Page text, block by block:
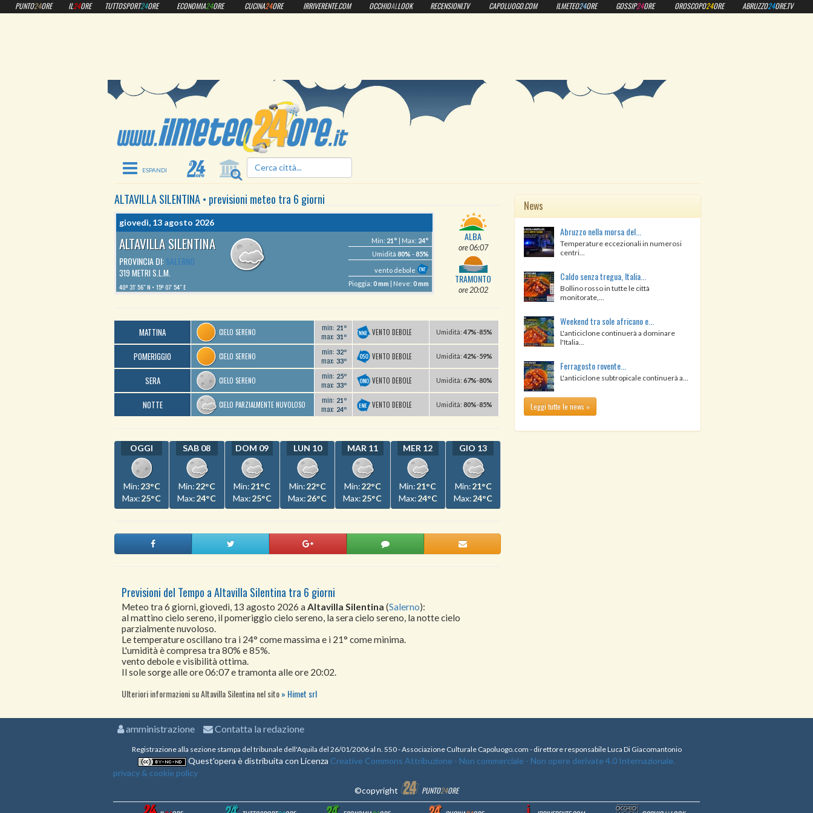
ilmeteo24ore.it
Toggle navigation
ALTAVILLA SILENTINA• previsioni meteo tra 6 giorni
giovedì, 13 agosto 2026
ALTAVILLA SILENTINA
PROVINCIA DI:SALERNO
319 METRI S.L.M.
40º 31′ 56″ N 15º 07′ 54″ E
Min: 21° | Max: 24°
Umidità80%-85%
vento debole
Pioggia:0 mm | Neve:0 mm
ALBA
ore 06:07
TRAMONTO
ore 20:02
MATTINA CIELO SERENO min: 21º
max: 31º VENTO DEBOLE Umidità: 47%-85%
POMERIGGIO CIELO SERENO min: 32º
max: 33º VENTO DEBOLE Umidità: 42%-59%
SERA CIELO SERENO min: 25º
max: 33º VENTO DEBOLE Umidità: 67%-80%
NOTTE CIELO PARZIALMENTE NUVOLOSO min: 21º
max: 24º VENTO DEBOLE Umidità: 80%-85%
OGGI
Min:23°C
Max:25°C
SAB 08
Min:22°C
Max:24°C
DOM 09
Min:21°C
Max:25°C
LUN 10
Min:22°C
Max:26°C
MAR 11
Min:22°C
Max:25°C
MER 12
Min:21°C
Max:24°C
GIO 13
Min:21°C
Max:24°C
Previsioni del Tempo a Altavilla Silentina tra 6 giorni
Meteo tra 6 giorni, giovedì, 13 agosto 2026 a Altavilla Silentina (Salerno):
al mattino cielo sereno, il pomeriggio cielo sereno, la sera cielo sereno, la notte cielo
parzialmente nuvoloso.
Le temperature oscillano tra i 24° come massima e i 21° come minima.
L'umidità è compresa tra 80% e 85%.
vento debole e visibilità ottima.
Il sole sorge alle ore 06:07 e tramonta alle ore 20:02.
Ulteriori informazioni su Altavilla Silentina nel sito Himet srl
News
Abruzzo nella morsa del...
Temperature eccezionali in numerosi
centri...
Caldo senza tregua, Italia...
Bollino rosso in tutte le città
monitorate,...
Weekend tra sole africano e...
L'anticiclone continuerà a dominare
l'Italia...
Ferragosto rovente...
L'anticiclone subtropicale continuerà a...
Leggi tutte le news »
PUNTO24ORE IL24ORE TUTTOSPORT24ORE ECONOMIA24ORE CUCINA24ORE IRRIVERENTE.COM OCCHIOALLOOK RECENSIONI.TV CAPOLUOGO.COM ILMETEO24ORE GOSSIP24ORE OROSCOPO24ORE ABRUZZO24ORE.TV
amministrazione Contatta la redazione
Registrazione alla sezione stampa del tribunale dell'Aquila del 26/01/2006 al n. 550 - Associazione Culturale Capoluogo.com - direttore responsabile Luca Di Giacomantonio
Quest'opera è distribuita con Licenza Creative Commons Attribuzione - Non commerciale - Non opere derivate 4.0 Internazionale.
privacy & cookie policy
©copyright
PUNTO24ORE